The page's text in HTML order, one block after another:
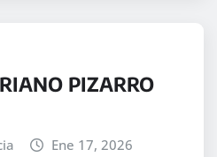
PIZARRO
Ene 17, 2026